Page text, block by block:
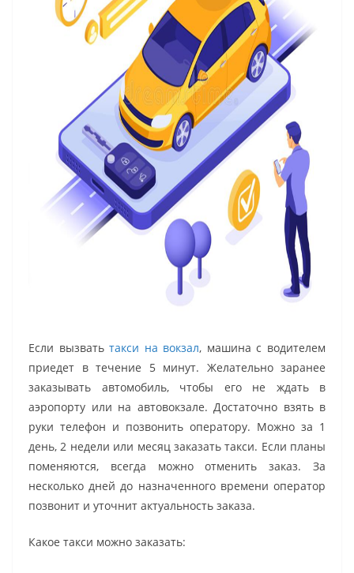
Если вызватьтакси на вокзал, машина с водителем
приедет в течение 5 минут. Желательно заранее
заказывать автомобиль, чтобы его не ждать в
аэропорту или на автовокзале. Достаточно взять в
руки телефон и позвонить оператору. Можно за 1
день, 2 недели или месяц заказать такси. Если планы
поменяются, всегда можно отменить заказ. За
несколько дней до назначенного времени оператор
позвонит и уточнит актуальность заказа.
Какое такси можно заказать: